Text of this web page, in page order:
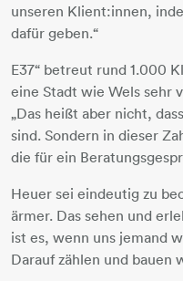
unseren Klient:innen,
dafür geben.“
E37“ betreut rund 1.000
eine Stadt wie Wels sehr
„Das heißt aber nicht,
sind. Sondern in dieser
die für ein
Heuer sei eindeutig zu
ärmer. Das sehen und
ist es, wenn uns jemand
Darauf zählen und bauen